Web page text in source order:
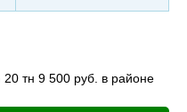
тн 9 500 руб. в районе